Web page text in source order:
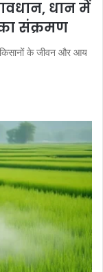
धान में
संक्रमण
के जीवन और आय